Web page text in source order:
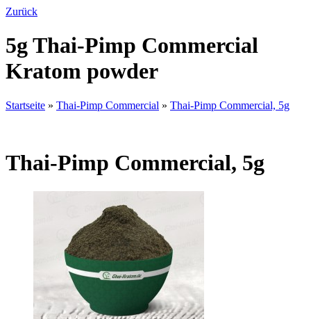
Zurück
5g Thai-Pimp Commercial
Kratom powder
Startseite » Thai-Pimp Commercial » Thai-Pimp Commercial, 5g
Thai-Pimp Commercial, 5g